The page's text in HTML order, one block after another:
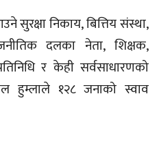
सुरक्षा निकाय, बित्तिय संस्था,
दलका नेता, शिक्षक,
र केही सर्वसाधारणको
हुम्लाले १२८ जनाको स्वाव